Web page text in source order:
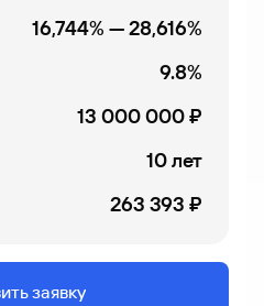
16,744% —28,616%
9.8%
13 000 000 ₽
10 лет
263 393 ₽
заявку